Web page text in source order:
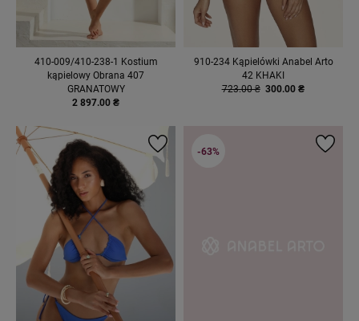
410-009/410-238-1 Kostium
kąpielowy Obrana 407
GRANATOWY
2 897.00 ₴
910-234 Kąpielówki Anabel Arto
42 KHAKI
723.00 ₴ 300.00 ₴
-63%